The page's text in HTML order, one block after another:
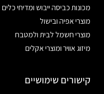
מכונות כביסה ייבוש ומדיחי כלים
מוצרי אפיה ובישול
מוצרי חשמל לבית ולמטבח
מיזוג אוויר ומוצרי אקלים
קישורים שימושיים